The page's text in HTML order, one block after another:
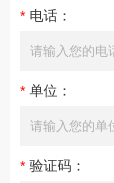
* 电话：
* 单位：
* 验证码：